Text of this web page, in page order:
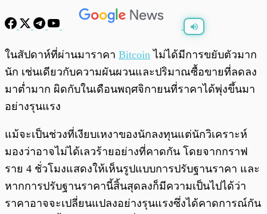
พร้อมเล่น 0:00/ 0:00
ในสัปดาห์ที่ผ่านมาราคา Bitcoin ไม่ได้มีการขยับตัวมาก
นัก เช่นเดียวกับความผันผวนและปริมาณซื้อขายที่ลดลง
มาต่ำมาก ผิดกับในเดือนพฤศจิกายนที่ราคาได้พุ่งขึ้นมา
อย่างรุนแรง
แม้จะเป็นช่วงที่เงียบเหงาของนักลงทุนแต่นักวิเคราะห์
มองว่าอาจไม่ได้เลวร้ายอย่างที่คาดกัน โดยจากกราฟ
ราย 4 ชั่วโมงแสดงให้เห็นรูปแบบการปรับฐานราคา และ
หากการปรับฐานราคานี้สิ้นสุดลงก็มีความเป็นไปได้ว่า
ราคาอาจจะเปลี่ยนแปลงอย่างรุนแรงซึ่งได้คาดการณ์กัน